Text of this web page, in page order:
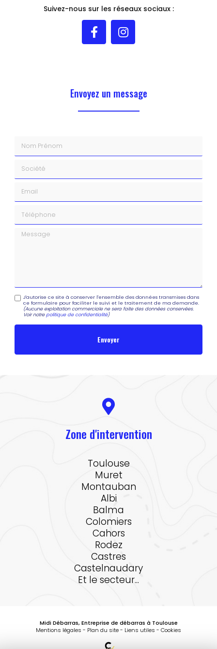
Suivez-nous sur les réseaux sociaux :
Envoyez un message
Message
J'autorise ce site à conserver l'ensemble des données transmises dans
ce formulaire pour faciliter le suivi et le traitement de ma demande.
(Aucune exploitation commerciale ne sera faite des données conservées.
Voir notrepolitique de confidentialité)
Zone d'intervention
Toulouse
Muret
Montauban
Albi
Balma
Colomiers
Cahors
Rodez
Castres
Castelnaudary
Et le secteur...
Midi Débarras, Entreprise de débarras à Toulouse
Mentions légales - Plan du site- Liens utiles - Cookies